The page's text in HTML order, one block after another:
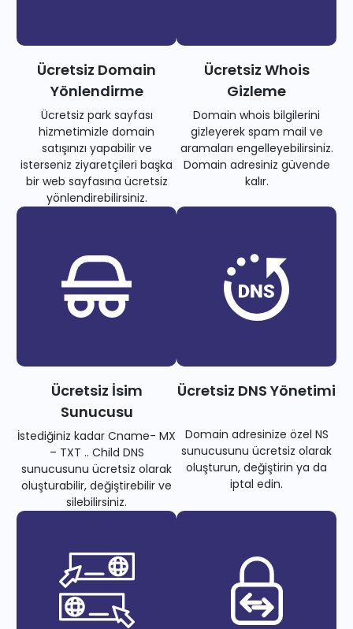
Ücretsiz Domain
Yönlendirme
Ücretsiz park sayfası
hizmetimizle domain
satışınızı yapabilir ve
isterseniz ziyaretçileri başka
bir web sayfasına ücretsiz
yönlendirebilirsiniz.
Ücretsiz Whois
Gizleme
Domain whois bilgilerini
gizleyerek spam mail ve
aramaları engelleyebilirsiniz.
Domain adresiniz güvende
kalır.
Ücretsiz İsim
Sunucusu
İstediğiniz kadar Cname- MX
– TXT .. Child DNS
sunucusunu ücretsiz olarak
oluşturabilir, değiştirebilir ve
silebilirsiniz.
Ücretsiz DNS Yönetimi
Domain adresinize özel NS
sunucusunu ücretsiz olarak
oluşturun, değiştirin ya da
iptal edin.